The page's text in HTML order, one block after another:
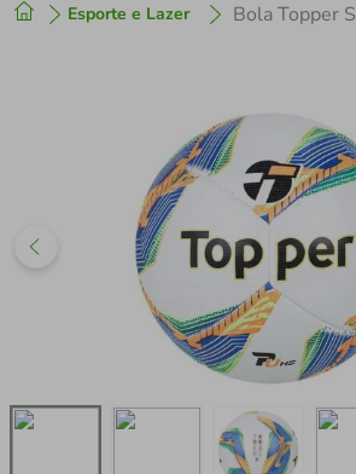
Esporte e Lazer Bola Topper
perfume
air fryer
iphone